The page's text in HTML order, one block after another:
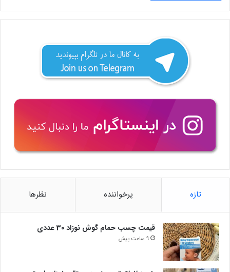
تازه پرخواننده نظرها
قیمت چسب حمام گوش نوزاد 30 عددی
9 ساعت پیش